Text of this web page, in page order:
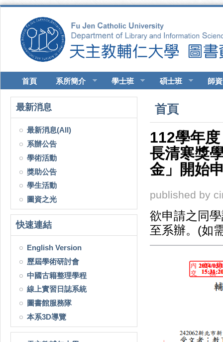
首頁 系所簡介 學士班 碩士班 師
最新消息
最新消息(All)
系辦公告
學術活動
獎助公告
學生活動
圖資之光
快速連結
English Version
歷屆學術研討會
中國古籍整理學程
線上實習日誌系統
圖書館服務隊
本系3D導覽
您在這裡
首頁
112學年
長清寒獎
金」開始
published by
欲申請之同
至系辦。(如